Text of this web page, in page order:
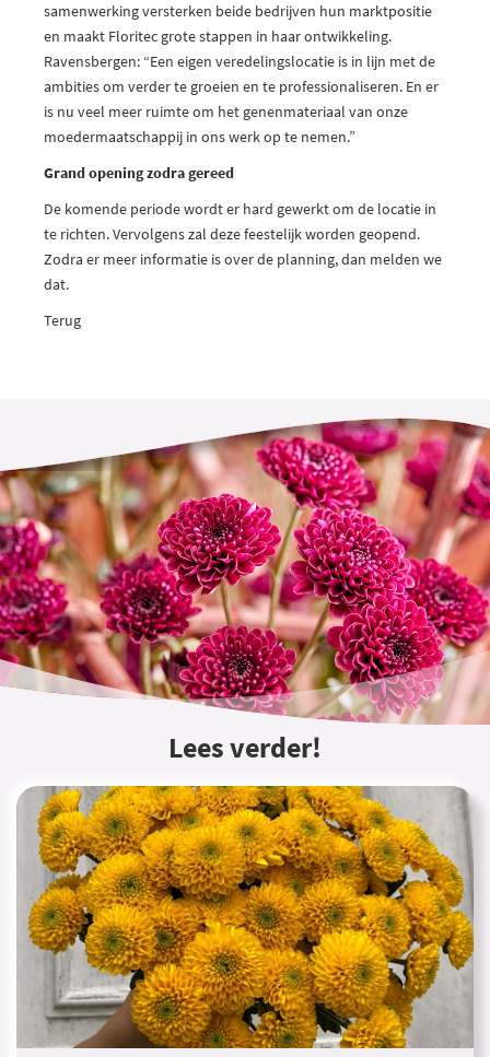
samenwerking versterken beide bedrijven hun marktpositie
en maakt Floritec grote stappen in haar ontwikkeling.
Ravensbergen: “Een eigen veredelingslocatie is in lijn met de
ambities om verder te groeien en te professionaliseren. En er
is nu veel meer ruimte om het genenmateriaal van onze
moedermaatschappij in ons werk op te nemen.”
Grand opening zodra gereed
De komende periode wordt er hard gewerkt om de locatie in
te richten. Vervolgens zal deze feestelijk worden geopend.
Zodra er meer informatie is over de planning, dan melden we
dat.
Terug
Lees verder!